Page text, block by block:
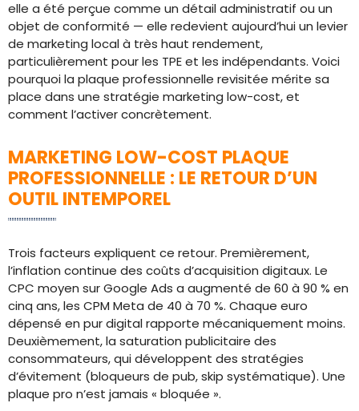
elle a été perçue comme un détail administratif ou un
objet de conformité — elle redevient aujourd’hui un levier
de marketing local à très haut rendement,
particulièrement pour les TPE et les indépendants. Voici
pourquoi la plaque professionnelle revisitée mérite sa
place dans une stratégie marketing low-cost, et
comment l’activer concrètement.
MARKETING LOW-COST PLAQUE
PROFESSIONNELLE : LE RETOUR D’UN
OUTIL INTEMPOREL
Trois facteurs expliquent ce retour. Premièrement,
l’inflation continue des coûts d’acquisition digitaux. Le
CPC moyen sur Google Ads a augmenté de 60 à 90 % en
cinq ans, les CPM Meta de 40 à 70 %. Chaque euro
dépensé en pur digital rapporte mécaniquement moins.
Deuxièmement, la saturation publicitaire des
consommateurs, qui développent des stratégies
d’évitement (bloqueurs de pub, skip systématique). Une
plaque pro n’est jamais « bloquée ».